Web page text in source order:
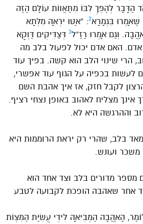
הַדָּבָר לְהַפֵּךְ לִבּוֹ מִתַּאֲווֹת עוֹלָם הַזֶּה
שֶׁאָמְרוּ בִּגְמָרָא2: “אַטּוּ יִרְאָה מִלְּתָא
וְגַם אָמְרוּ רַזַ”ל3 דְּצַדִּיקִים דַּוְקָא
האם אדם יכול לפעול בלב מה
הרי שינוי הלב הוא קשה. בפיך עוד
לעשות בכפיה על הגוף עוד אפשרי,
לקבל חזק, אז איך אהבת השם
אינך מצליח לאהוב באופן נצחי רציף.
וההרגשה היא לא.
בלב, שהרי רק יראת הרוממות היא
משכר ועונש.
מספר מדורים בלב וצד אחד הוא
אחר שאהבה הופכת לקבועה לטבע
הָאַהֲבָה הַמְּבִיאָה לִידֵי עֲשִׂיַּת הַמִּצְוֹת